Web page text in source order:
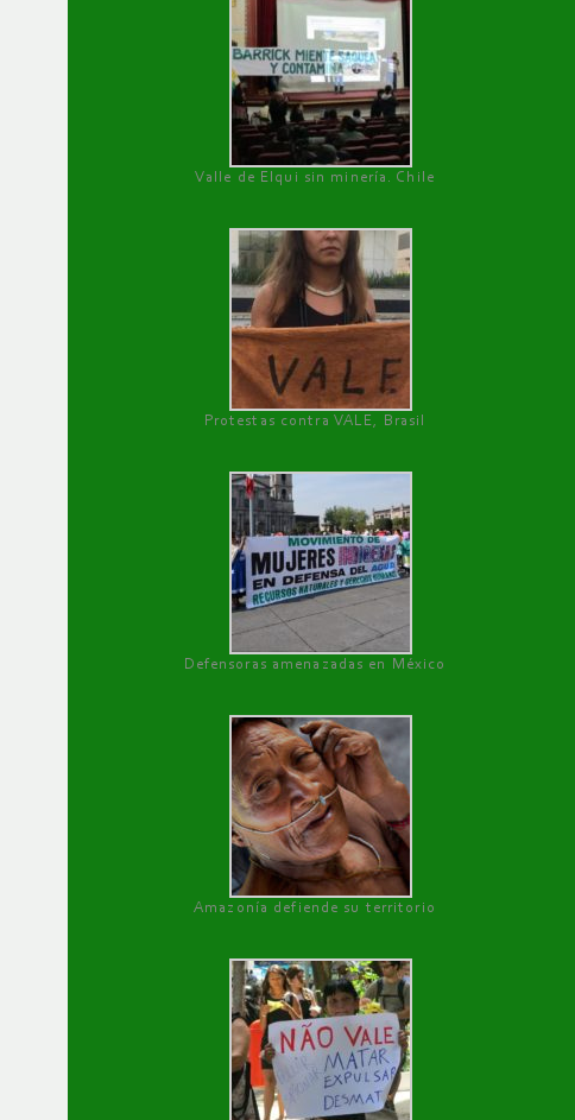
Valle de Elqui sin minería. Chile
Protestas contra VALE, Brasil
Defensoras amenazadas en México
Amazonía defiende su territorio